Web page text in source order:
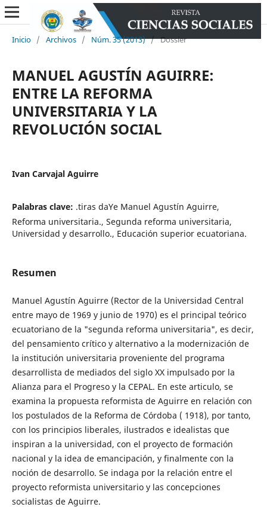
Inicio / Archivos / Núm. 35 (2013) / Dossier
MANUEL AGUSTÍN AGUIRRE:
ENTRE LA REFORMA
UNIVERSITARIA Y LA
REVOLUCIÓN SOCIAL
Ivan Carvajal Aguirre
Palabras clave: .tiras daYe Manuel Agustín Aguirre,
Reforma universitaria., Segunda reforma universitaria,
Universidad y desarrollo., Educación superior ecuatoriana.
Resumen
Manuel Agustín Aguirre (Rector de la Universidad Central
entre mayo de 1969 y junio de 1970) es el principal teórico
ecuatoriano de la "segunda reforma universitaria", es decir,
del pensamiento crítico y alternativo a la modernización de
la institución universitaria proveniente del programa
desarrollista de mediados del siglo XX impulsado por la
Alianza para el Progreso y la CEPAL. En este articulo, se
examina la propuesta reformista de Aguirre en relación con
los postulados de la Reforma de Córdoba ( 1918), por tanto,
con los principios liberales, ilustrados e idealistas que
inspiran a la universidad, con el proyecto de formación
nacional y la idea de emancipación, y finalmente con la
noción de desarrollo. Se indaga por la relación entre el
proyecto reformista universitario y las concepciones
socialistas de Aguirre.